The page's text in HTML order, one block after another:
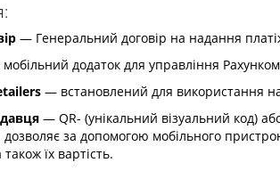
— Генеральний договір на надання
додаток для управління
— встановлений для використання
— QR- (унікальний візуальний код)
дозволяє за допомогою мобільного
їх вартість.